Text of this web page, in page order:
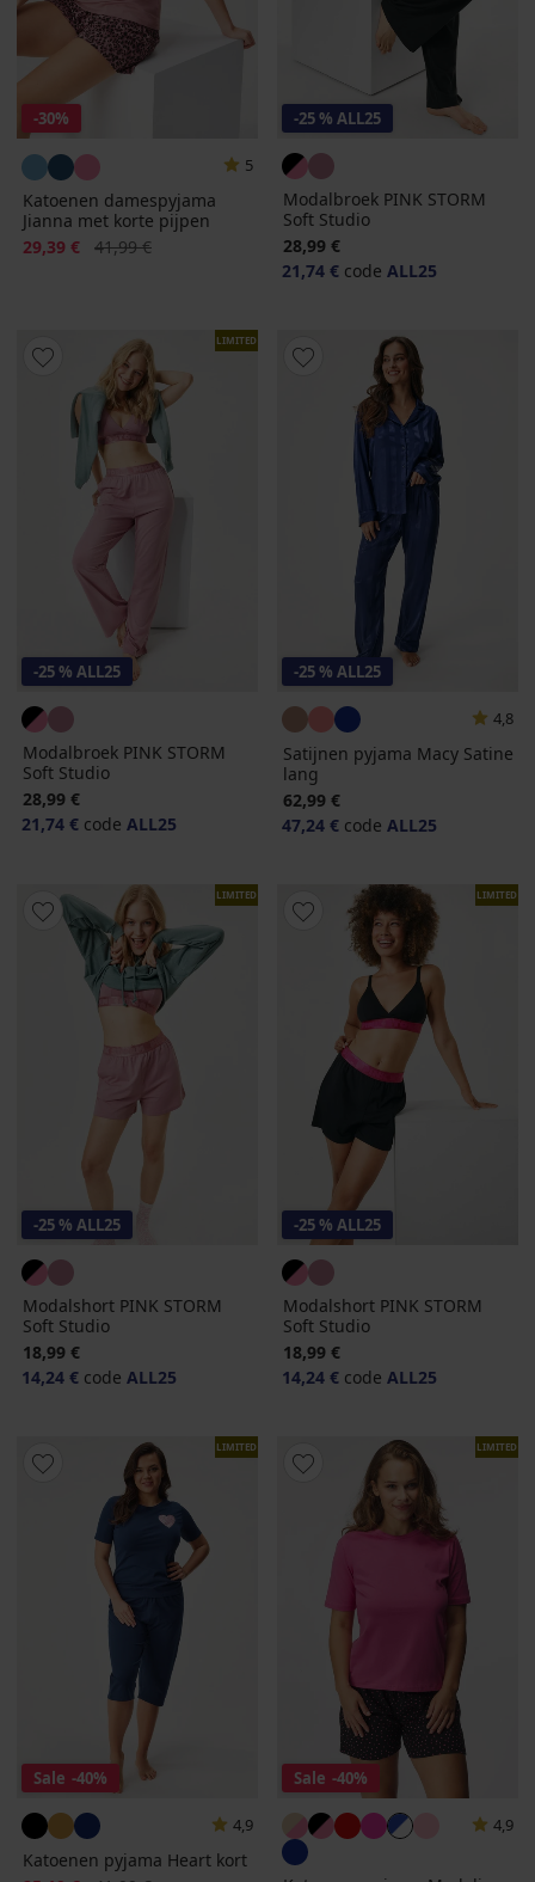
-30%
5
Katoenen damespyjama
Jianna met korte pijpen
Korting
29,39 € Oorspronkelijke prijs
41,99 €
-25 % ALL25
Modalbroek PINK STORM
Soft Studio
28,99 €
21,74 € code ALL25
LIMITED
-25 % ALL25
Modalbroek PINK STORM
Soft Studio
28,99 €
21,74 € code ALL25
-25 % ALL25
4,8
Satijnen pyjama Macy Satine
lang
62,99 €
47,24 € code ALL25
LIMITED
-25 % ALL25
Modalshort PINK STORM
Soft Studio
18,99 €
14,24 € code ALL25
LIMITED
-25 % ALL25
Modalshort PINK STORM
Soft Studio
18,99 €
14,24 € code ALL25
LIMITED
Sale -40%
4,9
Katoenen pyjama Heart kort
LIMITED
Sale -40%
4,9